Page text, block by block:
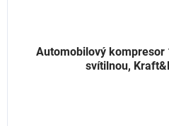
Automobilový kompresor
svítilnou,